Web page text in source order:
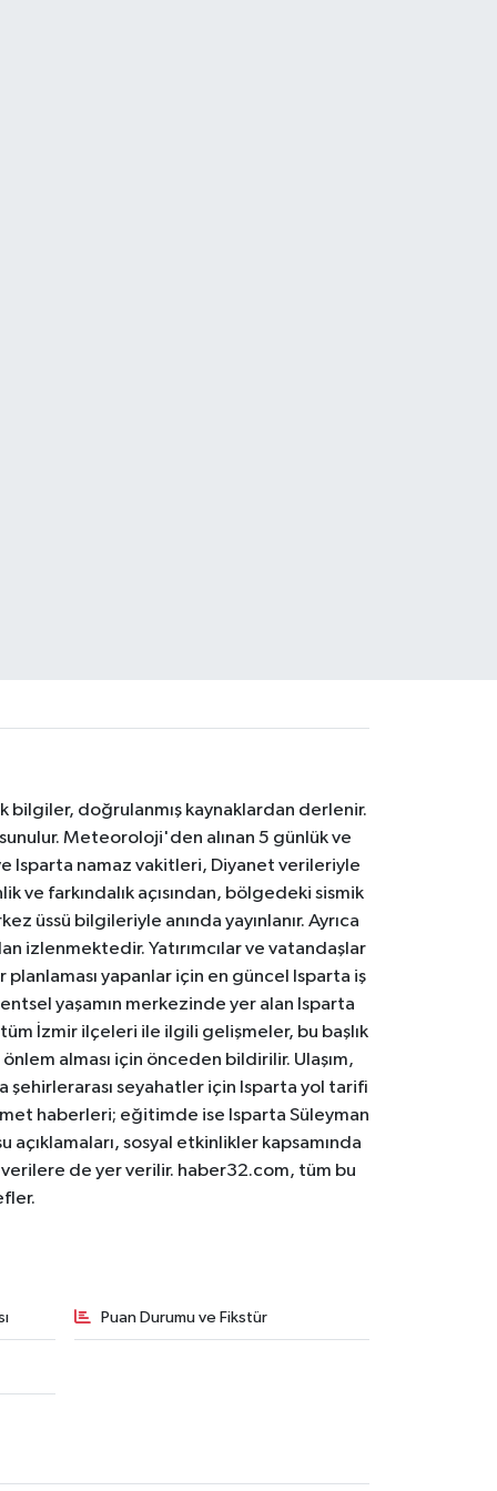
bilgiler, doğrulanmış kaynaklardan derlenir.
Meteoroloji'den alınan 5 günlük ve
Isparta namaz vakitleri, Diyanet verileriyle
ve farkındalık açısından, bölgedeki sismik
üssü bilgileriyle anında yayınlanır. Ayrıca
izlenmektedir. Yatırımcılar ve vatandaşlar
planlaması yapanlar için en güncel Isparta iş
yaşamın merkezinde yer alan Isparta
tüm İzmir ilçeleri ile ilgili gelişmeler, bu başlık
alması için önceden bildirilir. Ulaşım,
şehirlerarası seyahatler için Isparta yol tarifi
haberleri; eğitimde ise Isparta Süleyman
sosyal etkinlikler kapsamında
de yer verilir. haber32.com, tüm bu
Puan Durumu ve Fikstür